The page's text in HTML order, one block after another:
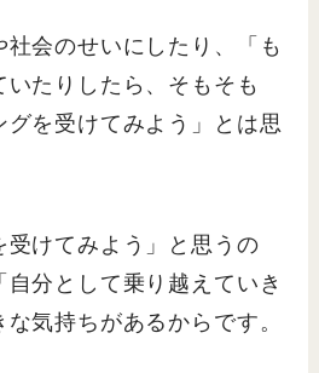
会のせいにしたり、「も
いたりしたら、そもそも
グを受けてみよう」とは思
受けてみよう」と思うの
分として乗り越えていき
気持ちがあるからです。